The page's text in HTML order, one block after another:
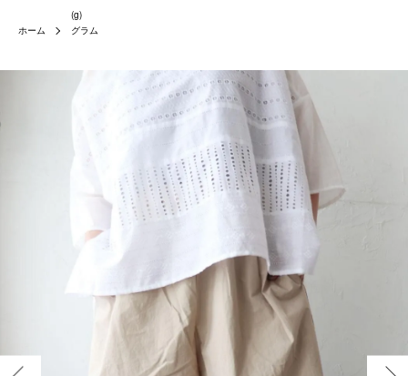
ホーム
(g)
グラム